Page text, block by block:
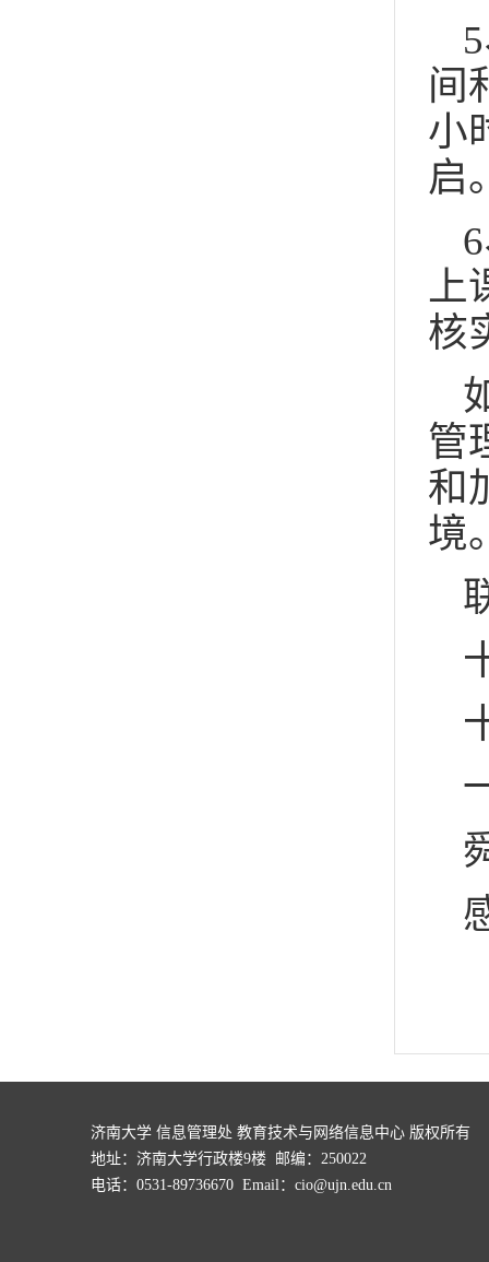
间
小
启
上
核
管
和
境
济南大学 信息管理处 教育技术与网络信息中心 版权所有
地址：济南大学行政楼9楼 邮编：250022
电话：0531-89736670 Email：cio@ujn.edu.cn